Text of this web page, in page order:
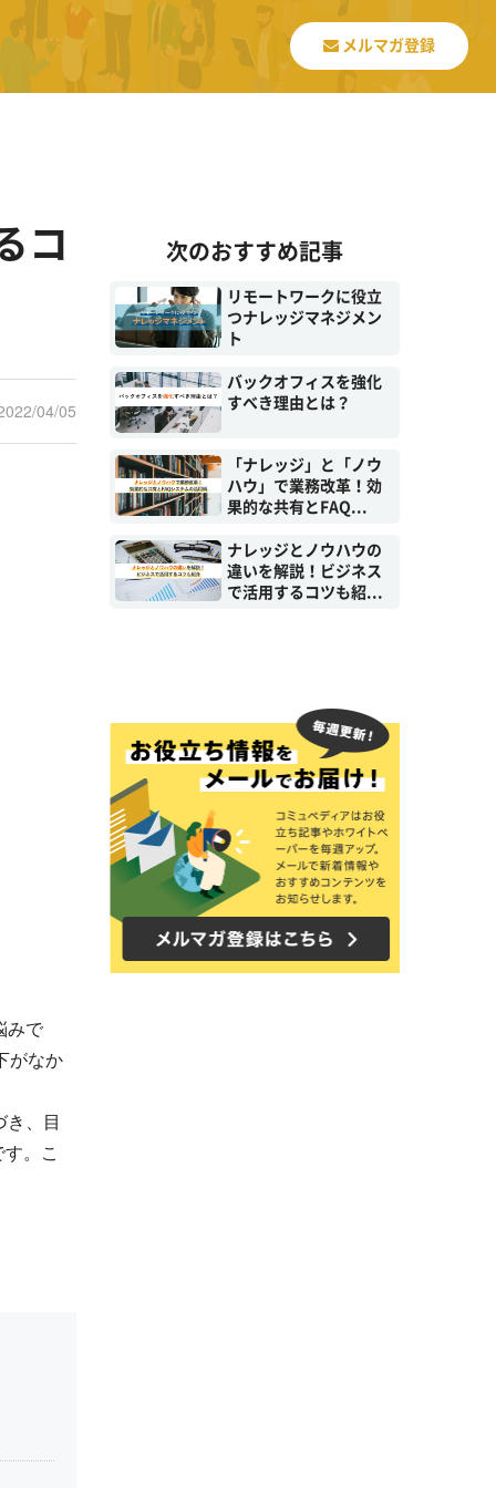
メルマガ登録
コ
04/05
みで
がなか
、目
。こ
次のおすすめ記事
リモートワークに役立
つナレッジマネジメン
ト
バックオフィスを強化
すべき理由とは？
「ナレッジ」と「ノウ
ハウ」で業務改革！効
果的な共有とFAQ...
ナレッジとノウハウの
違いを解説！ビジネス
で活用するコツも紹...